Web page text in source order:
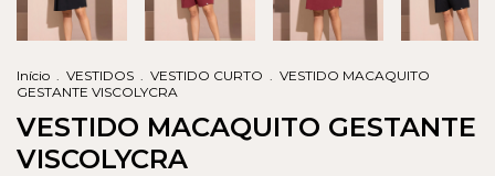
Início . VESTIDOS . VESTIDO CURTO . VESTIDO MACAQUITO
GESTANTE VISCOLYCRA
VESTIDO MACAQUITO GESTANTE
VISCOLYCRA